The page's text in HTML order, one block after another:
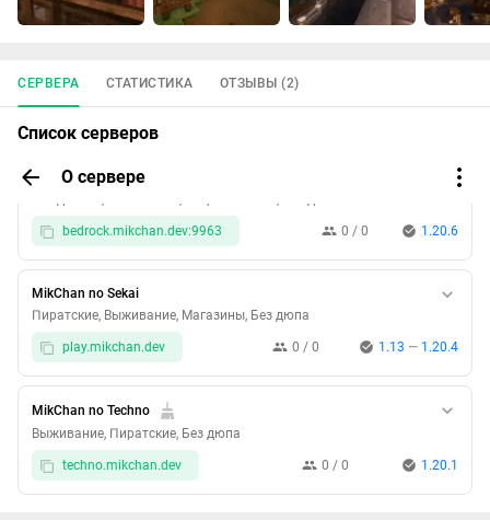
О сервере
СЕРВЕРА СТАТИСТИКА ОТЗЫВЫ (2)
Список серверов
MikChan no Bedrock
0 / 0 1.20.6
bedrock.mikchan.dev:9963
MikChan no Sekai
Пиратские, Выживание, Магазины, Без дюпа
0 / 0 1.13 — 1.20.4
play.mikchan.dev
MikChan no Techno
Выживание, Пиратские, Без дюпа
0 / 0 1.20.1
techno.mikchan.dev